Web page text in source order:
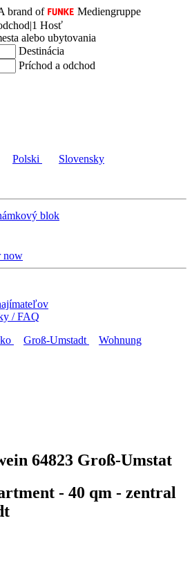
brand of
Mediengruppe
|1 Hosť
alebo ubytovania
Destinácia
Príchod a odchod
Polski Slovensky
blok
now
/ FAQ
Groß-Umstadt
Wohnung
64823 Groß-Umstat
- 40 qm - zentral